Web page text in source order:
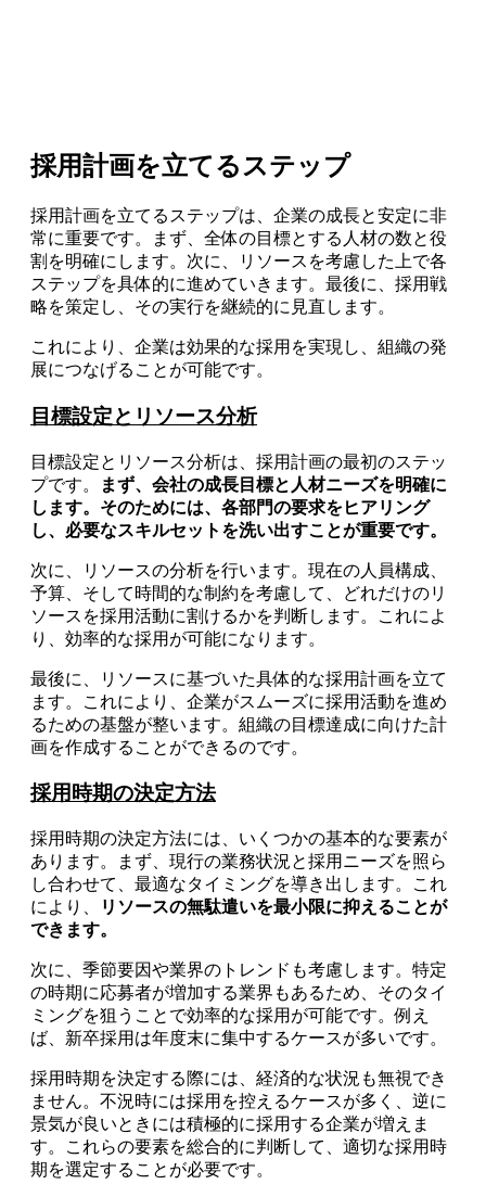
採用計画を立てるステップ
採用計画を立てるステップは、企業の成長と安定に非
常に重要です。まず、全体の目標とする人材の数と役
割を明確にします。次に、リソースを考慮した上で各
ステップを具体的に進めていきます。最後に、採用戦
略を策定し、その実行を継続的に見直します。
これにより、企業は効果的な採用を実現し、組織の発
展につなげることが可能です。
目標設定とリソース分析
目標設定とリソース分析は、採用計画の最初のステッ
プです。
まず、会社の成長目標と人材ニーズを明確に
します。そのためには、各部門の要求をヒアリング
し、必要なスキルセットを洗い出すことが重要です。
次に、リソースの分析を行います。現在の人員構成、
予算、そして時間的な制約を考慮して、どれだけのリ
ソースを採用活動に割けるかを判断します。これによ
り、効率的な採用が可能になります。
最後に、リソースに基づいた具体的な採用計画を立て
ます。これにより、企業がスムーズに採用活動を進め
るための基盤が整います。組織の目標達成に向けた計
画を作成することができるのです。
採用時期の決定方法
採用時期の決定方法には、いくつかの基本的な要素が
あります。まず、現行の業務状況と採用ニーズを照ら
し合わせて、最適なタイミングを導き出します。これ
により、
リソースの無駄遣いを最小限に抑えることが
できます。
次に、季節要因や業界のトレンドも考慮します。特定
の時期に応募者が増加する業界もあるため、そのタイ
ミングを狙うことで効率的な採用が可能です。例え
ば、新卒採用は年度末に集中するケースが多いです。
採用時期を決定する際には、経済的な状況も無視でき
ません。不況時には採用を控えるケースが多く、逆に
景気が良いときには積極的に採用する企業が増えま
す。これらの要素を総合的に判断して、適切な採用時
期を選定することが必要です。